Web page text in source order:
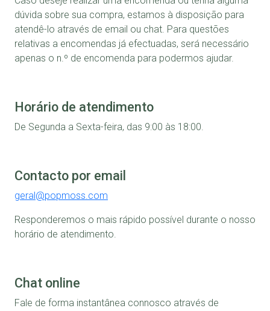
dúvida sobre sua compra, estamos à disposição para
atendê-lo através de email ou chat. Para questões
relativas a encomendas já efectuadas, será necessário
apenas o n.º de encomenda para podermos ajudar.
Horário de atendimento
De Segunda a Sexta-feira, das 9:00 às 18:00.
Contacto por email
geral@popmoss.com
Responderemos o mais rápido possível durante o nosso
horário de atendimento.
Chat online
Fale de forma instantânea connosco através de